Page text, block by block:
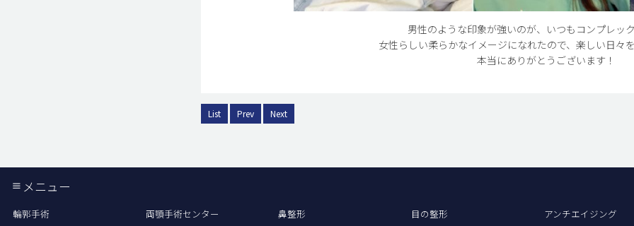
男性のような印象が強いのが、いつもコンプレッ
女性らしい柔らかなイメージになれたので、楽しい日々
本当にありがとうございます！
List Prev Next
メニュー
輪郭手術 両顎手術センター 鼻整形 目の整形 アンチエイジング